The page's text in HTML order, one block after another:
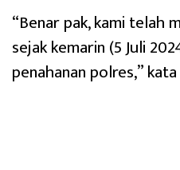
“Benar pak, kami telah
sejak kemarin (5 Juli
penahanan polres,”